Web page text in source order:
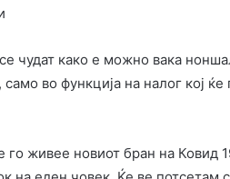
чудат како е можно вака
во функција на налог кој
живее новиот бран на Ковид